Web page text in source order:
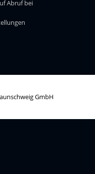
Abruf bei
GmbH